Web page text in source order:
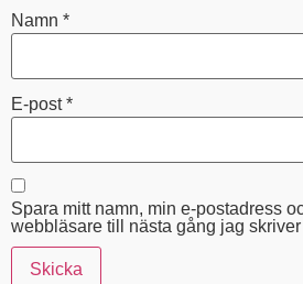
Namn *
E-post*
Spara mitt namn, min e-postadress
webbläsare till nästa gång jag